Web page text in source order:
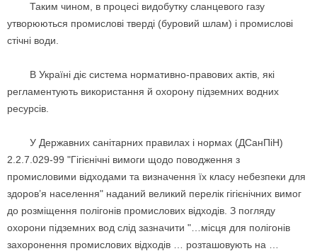
Таким чином, в процесі видобутку сланцевого газу
утворюються промислові тверді (буровий шлам) і промислові
стічні води.
В Україні діє система нормативно-правових актів, які
регламентують використання й охорону підземних водних
ресурсів.
У Державних санітарних правилах і нормах (ДСанПіН)
2.2.7.029-99 "Гігієнічні вимоги щодо поводження з
промисловими відходами та визначення їх класу небезпеки для
здоров’я населення" наданий великий перелік гігієнічних вимог
до розміщення полігонів промислових відходів. З погляду
охорони підземних вод слід зазначити "…місця для полігонів
захоронення промислових відходів … розташовують на …